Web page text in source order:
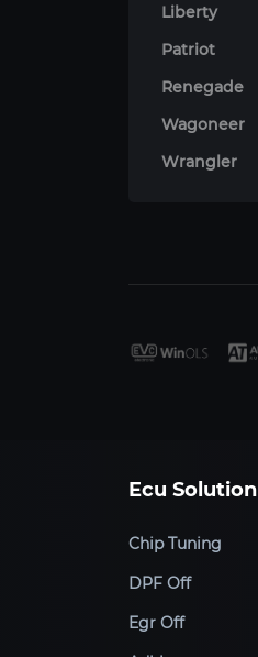
Liberty
Patriot
Renegade
Wagoneer
Wrangler
Ecu Solution
Chip Tuning
DPF Off
Egr Off